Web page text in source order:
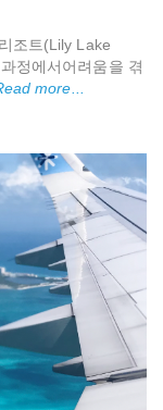
조트(Lily Lake
정에서어려움을 겪
more...